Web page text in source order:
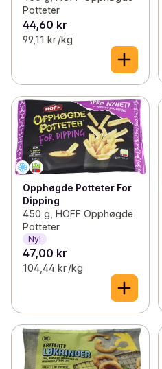
Potteter
44,60 kr
99,11 kr /kg
Opphøgde Potteter For
Dipping
450 g, HOFF Opphøgde
Potteter
Ny!
47,00 kr
104,44 kr /kg